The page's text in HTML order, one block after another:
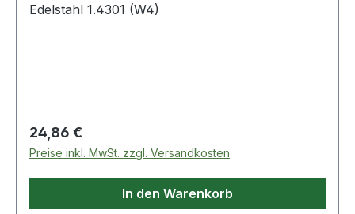
Edelstahl 1.4301 (W4)
Regulärer Preis:
24,86 €
Preise inkl. MwSt. zzgl. Versandkosten
In den Warenkorb